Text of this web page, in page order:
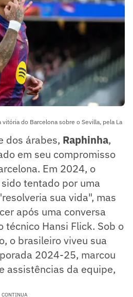
do Barcelona sobre o Sevilla, pela La
dos árabes, Raphinha,
em seu compromisso
Em 2024, o
tentado por uma
sua vida", mas
após uma conversa
técnico Hansi Flick. Sob o
o brasileiro viveu sua
2024-25, marcou
assistências da equipe,
CONTINUA